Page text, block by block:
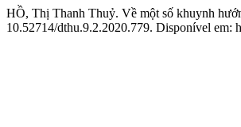
HỒ, Thị Thanh Thuỷ. Về một số khuynh
10.52714/dthu.9.2.2020.779. Disponível em: